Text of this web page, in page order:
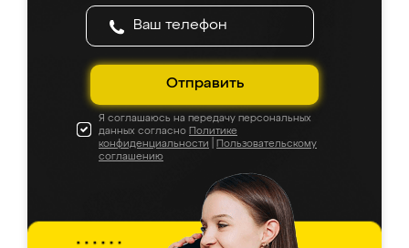
Отправить
Я соглашаюсь на передачу персональных
данных согласно Политике
конфиденциальности
Пользовательскому
соглашению